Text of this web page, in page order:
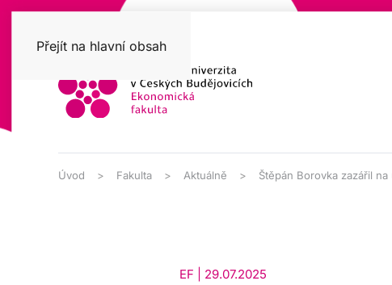
Přejít na hlavní obsah
Úvod Fakulta Aktuálně Štěpán Borovka zazářil
EF | 29.07.2025